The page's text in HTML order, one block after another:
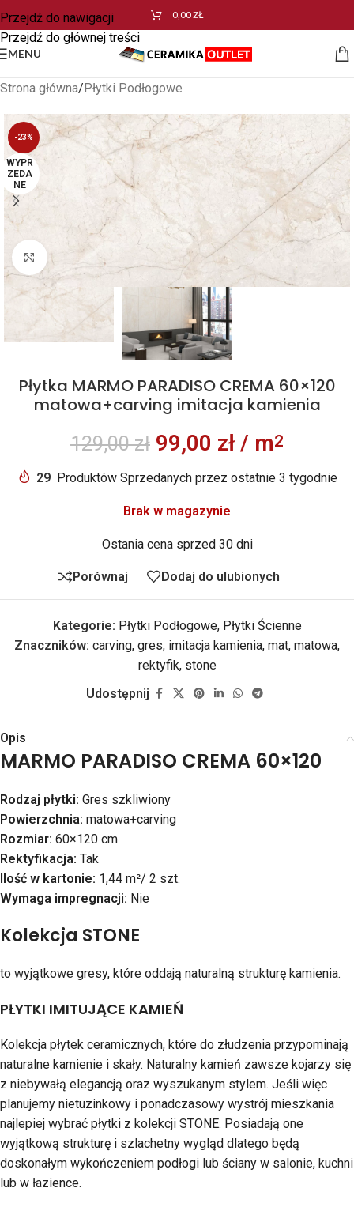
Przejdź do nawigacji
Przejdź do głównej treści
0,00ZŁ
MENU
Strona główna/Płytki Podłogowe
-23%
WYPR
ZEDA
NE
Kliknij aby powiększyć
Płytka MARMO PARADISO CREMA 60×120
matowa+carving imitacja kamienia
129,00zł 99,00 zł / m2
29 Produktów Sprzedanych przez ostatnie 3 tygodnie
Brak w magazynie
Ostania cena sprzed 30 dni
Porównaj Dodaj do ulubionych
Kategorie: Płytki Podłogowe, Płytki Ścienne
Znaczników: carving, gres, imitacja kamienia, mat, matowa,
rektyfik, stone
Udostępnij
Opis
MARMO PARADISO CREMA 60×120
Rodzaj płytki: Gres szkliwiony
Powierzchnia: matowa+carving
Rozmiar: 60×120 cm
Rektyfikacja: Tak
Ilość w kartonie: 1,44 m²/ 2 szt.
Wymaga impregnacji: Nie
Kolekcja STONE
to wyjątkowe gresy, które oddają naturalną strukturę kamienia.
PŁYTKI IMITUJĄCE KAMIEŃ
Kolekcja płytek ceramicznych, które do złudzenia przypominają
naturalne kamienie i skały. Naturalny kamień zawsze kojarzy się
z niebywałą elegancją oraz wyszukanym stylem. Jeśli więc
planujemy nietuzinkowy i ponadczasowy wystrój mieszkania
najlepiej wybrać płytki z kolekcji STONE. Posiadają one
wyjątkową strukturę i szlachetny wygląd dlatego będą
doskonałym wykończeniem podłogi lub ściany w salonie, kuchni
lub w łazience.